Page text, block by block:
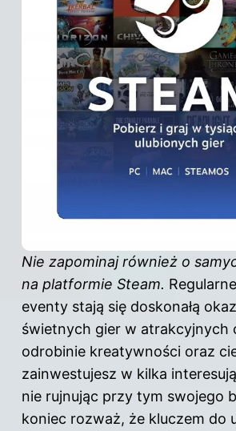
Nie zapominaj również o
na platformie Steam.
eventy stają się doskonałą
świetnych gier w atrakcyjnych
odrobinie kreatywności oraz
zainwestujesz w kilka
nie rujnując przy tym swojego
koniec rozważ, że kluczem do